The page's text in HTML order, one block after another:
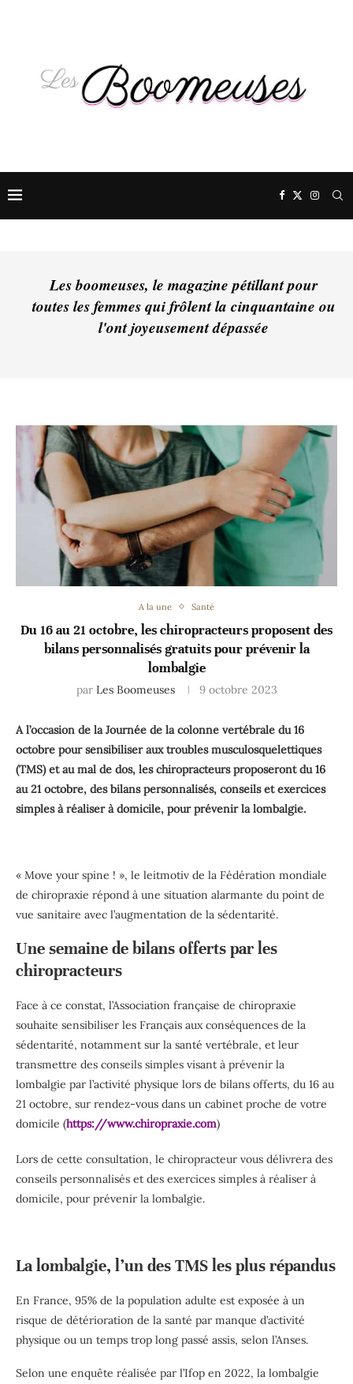
Les boomeuses, le magazine pétillant pour
toutes les femmes qui frôlent la cinquantaine ou
l'ont joyeusement dépassée
A la une Santé
Du 16 au 21 octobre, les chiropracteurs proposent des
bilans personnalisés gratuits pour prévenir la
lombalgie
par Les Boomeuses 9 octobre 2023
A l’occasion de la Journée de la colonne vertébrale du 16
octobre pour sensibiliser aux troubles musculosquelettiques
(TMS) et au mal de dos, les chiropracteurs proposeront du 16
au 21 octobre, des bilans personnalisés, conseils et exercices
simples à réaliser à domicile, pour prévenir la lombalgie.
« Move your spine ! », le leitmotiv de la Fédération mondiale
de chiropraxie répond à une situation alarmante du point de
vue sanitaire avec l’augmentation de la sédentarité.
Une semaine de bilans offerts par les
chiropracteurs
Face à ce constat, l’Association française de chiropraxie
souhaite sensibiliser les Français aux conséquences de la
sédentarité, notamment sur la santé vertébrale, et leur
transmettre des conseils simples visant à prévenir la
lombalgie par l’activité physique lors de bilans offerts, du 16 au
21 octobre, sur rendez-vous dans un cabinet proche de votre
domicile (https://www.chiropraxie.com)
Lors de cette consultation, le chiropracteur vous délivrera des
conseils personnalisés et des exercices simples à réaliser à
domicile, pour prévenir la lombalgie.
La lombalgie, l’un des TMS les plus répandus
En France, 95% de la population adulte est exposée à un
risque de détérioration de la santé par manque d’activité
physique ou un temps trop long passé assis, selon l’Anses.
Selon une enquête réalisée par l’Ifop en 2022, la lombalgie